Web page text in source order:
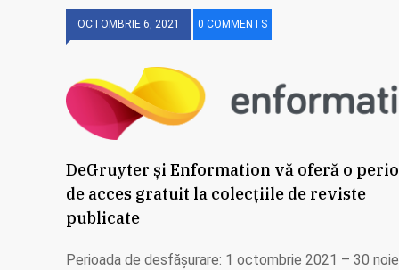
OCTOMBRIE 6, 2021 0 COMMENTS
DeGruyter și Enformation vă oferă o
de acces gratuit la colecțiile de reviste
publicate
Perioada de desfășurare: 1 octombrie 2021 – 30